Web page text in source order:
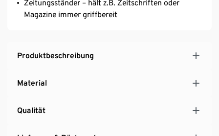
Zeitungsständer – hält z.B. Zeitschriften oder
Magazine immer griffbereit
Produktbeschreibung
Material
Qualität